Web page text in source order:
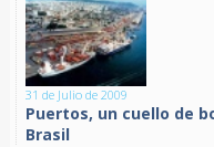
31 de Julio de 2009
Puertos, un cuello de
Brasil